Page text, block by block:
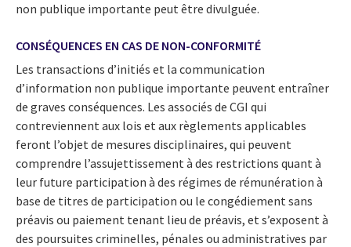
non publique importante peut être divulguée.
CONSÉQUENCES EN CAS DE NON-CONFORMITÉ
Les transactions d’initiés et la communication
d’information non publique importante peuvent entraîner
de graves conséquences. Les associés de CGI qui
contreviennent aux lois et aux règlements applicables
feront l’objet de mesures disciplinaires, qui peuvent
comprendre l’assujettissement à des restrictions quant à
leur future participation à des régimes de rémunération à
base de titres de participation ou le congédiement sans
préavis ou paiement tenant lieu de préavis, et s’exposent à
des poursuites criminelles, pénales ou administratives par